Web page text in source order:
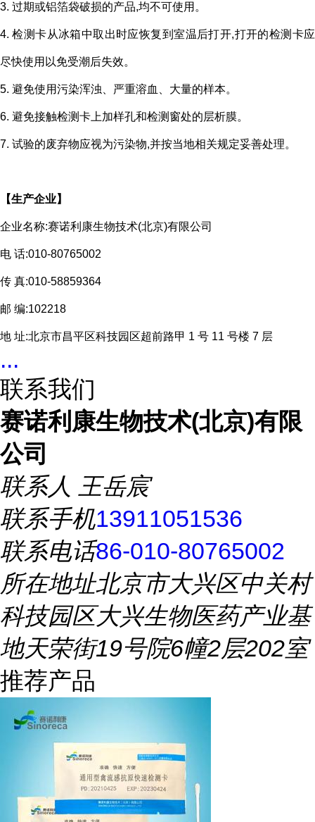
3. 过期或铝箔袋破损的产品,均不可使用。
4. 检测卡从冰箱中取出时应恢复到室温后打开,打开的检测卡应
尽快使用以免受潮后失效。
5. 避免使用污染浑浊、严重溶血、大量的样本。
6. 避免接触检测卡上加样孔和检测窗处的层析膜。
7. 试验的废弃物应视为污染物,并按当地相关规定妥善处理。
【生产企业】
企业名称:赛诺利康生物技术(北京)有限公司
电 话:010-80765002
传 真:010-58859364
邮 编:102218
地 址:北京市昌平区科技园区超前路甲 1 号 11 号楼 7 层
...
联系我们
赛诺利康生物技术(北京)有限
公司
联系人 王岳宸
联系手机13911051536
联系电话86-010-80765002
所在地址北京市大兴区中关村
科技园区大兴生物医药产业基
地天荣街19号院6幢2层202室
推荐产品